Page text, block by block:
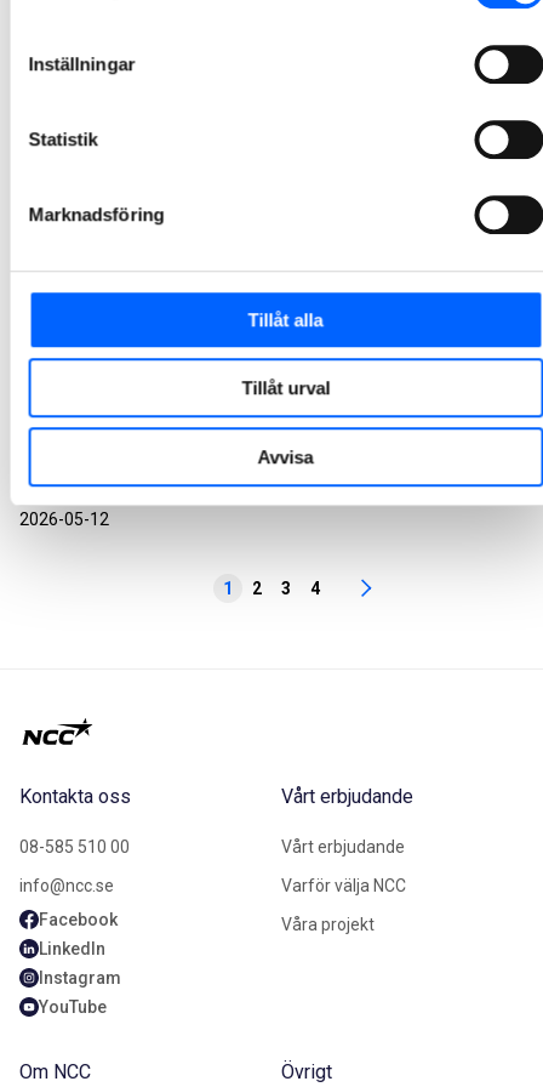
Inställningar
Statistik
Marknadsföring
Tillåt alla
Tillåt urval
Avvisa
Längs Njurundakusten söder om Sundsvall genomförs en av regionens största VA-satsningar för att skydda känsliga havsvikar och skapa hållbar infrastruktur för över 900 fastigheter. Projektet drivs i nära samverkan mellan MittSverige Vatten &amp; Avfall och NCC, och visar hur cirkulär masshantering och datadrivet klimatfokus kan ge stora utsläppsminskningar.
gymnasieelever till matteplugg i Luleå
Omkring 90 gymnasieelever i Luleå samlades på tisdagen för extra mattehjälp inför nationella proven. När NCC och Mattecentrum öppnade dörrarna visade det sig snabbt: matematik är spännande och lekfullt och behöver inte vara en källa till osäkerhet.
2026-05-13
NCC utför landanslutning för Öresundskabel
Nybergs Entreprenad, som är NCC:s lokala verksamhet på Gotland, har tecknat ett nytt ramavtal med Region Gotland som omfattar beläggnings- och underhållsarbeten på det lokala vägnätet. Avtalet löper över fyra år och innebär att Nybergs även fortsättningsvis ansvarar för löpande asfaltsarbeten runt om på ön.
2026-05-12
1 2 3 4
Kontakta oss
08-585 510 00
info@ncc.se
Facebook
LinkedIn
Instagram
YouTube
Vårt erbjudande
Vårt erbjudande
Varför välja NCC
Våra projekt
Om NCC Övrigt